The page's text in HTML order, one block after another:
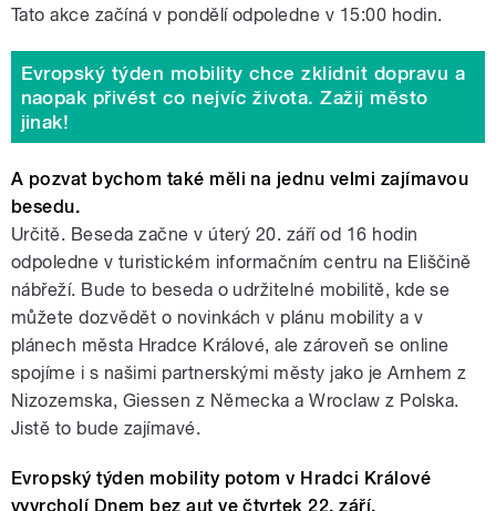
Tato akce začíná v pondělí odpoledne v 15:00 hodin.
Evropský týden mobility chce zklidnit dopravu a
naopak přivést co nejvíc života. Zažij město
jinak!
A pozvat bychom také měli na jednu velmi zajímavou
besedu.
Určitě. Beseda začne v úterý 20. září od 16 hodin
odpoledne v turistickém informačním centru na Eliščině
nábřeží. Bude to beseda o udržitelné mobilitě, kde se
můžete dozvědět o novinkách v plánu mobility a v
plánech města Hradce Králové, ale zároveň se online
spojíme i s našimi partnerskými městy jako je Arnhem z
Nizozemska, Giessen z Německa a Wroclaw z Polska.
Jistě to bude zajímavé.
Evropský týden mobility potom v Hradci Králové
vyvrcholí Dnem bez aut ve čtvrtek 22. září.